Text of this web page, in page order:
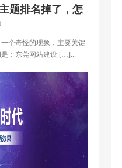
题排名掉了，怎
个奇怪的现象，主要关键
：东莞网站建设 […]...